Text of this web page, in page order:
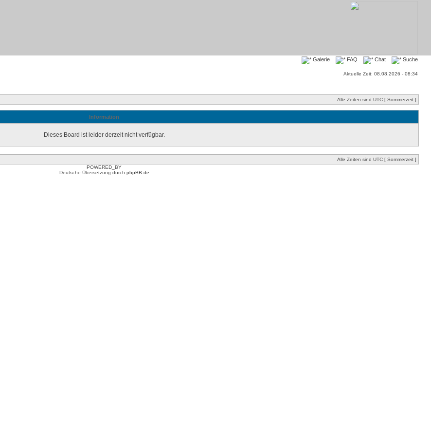
Galerie FAQ Chat Suche
Aktuelle Zeit: 08.08.2026 - 08:34
Alle Zeiten sind UTC [ Sommerzeit ]
Information
Dieses Board ist leider derzeit nicht verfügbar.
Alle Zeiten sind UTC [ Sommerzeit ]
POWERED_BY
Deutsche Übersetzung durch phpBB.de